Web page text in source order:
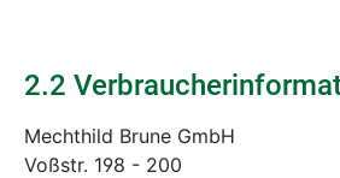
2.2
Mechthild Brune GmbH
Voßstr. 198 - 200